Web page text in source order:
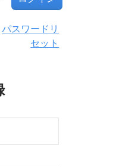
パスワードリ
セット